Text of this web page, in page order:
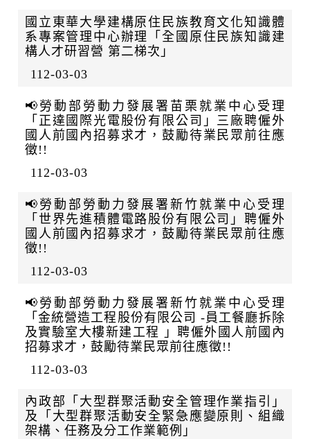
國立東華大學建構原住民族教育文化知識體
系專案管理中心辦理「全國原住民族知識建
構人才研習營 第二梯次」
112-03-03
📢勞動部勞動力發展署苗栗就業中心受理
「正達國際光電股份有限公司」三廠聘僱外
國人前國內招募求才，鼓勵待業民眾前往應
徵!!
112-03-03
📢勞動部勞動力發展署新竹就業中心受理
「世界先進積體電路股份有限公司」聘僱外
國人前國內招募求才，鼓勵待業民眾前往應
徵!!
112-03-03
📢勞動部勞動力發展署新竹就業中心受理
「金統營造工程股份有限公司 -員工餐廳拆除
及實驗室大樓新建工程 」聘僱外國人前國內
招募求才，鼓勵待業民眾前往應徵!!
112-03-03
內政部「大型群聚活動安全管理作業指引」
及「大型群聚活動安全緊急應變原則、組織
架構、任務及分工作業範例」